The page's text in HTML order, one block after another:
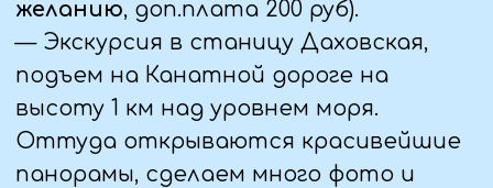
обувь, одежду от дождя они
пригодятся в случае похолодания.
Одевайтесь по принципу «капусты».
Это позволит вам регулировать
температуру, снимая или добавляя
слои при необходимости:
•одежда — удобная, не стесняющая
движения;